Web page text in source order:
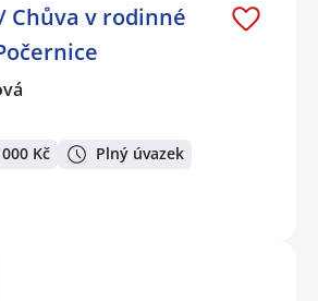
Chůva v rodinné
Kč Plný úvazek